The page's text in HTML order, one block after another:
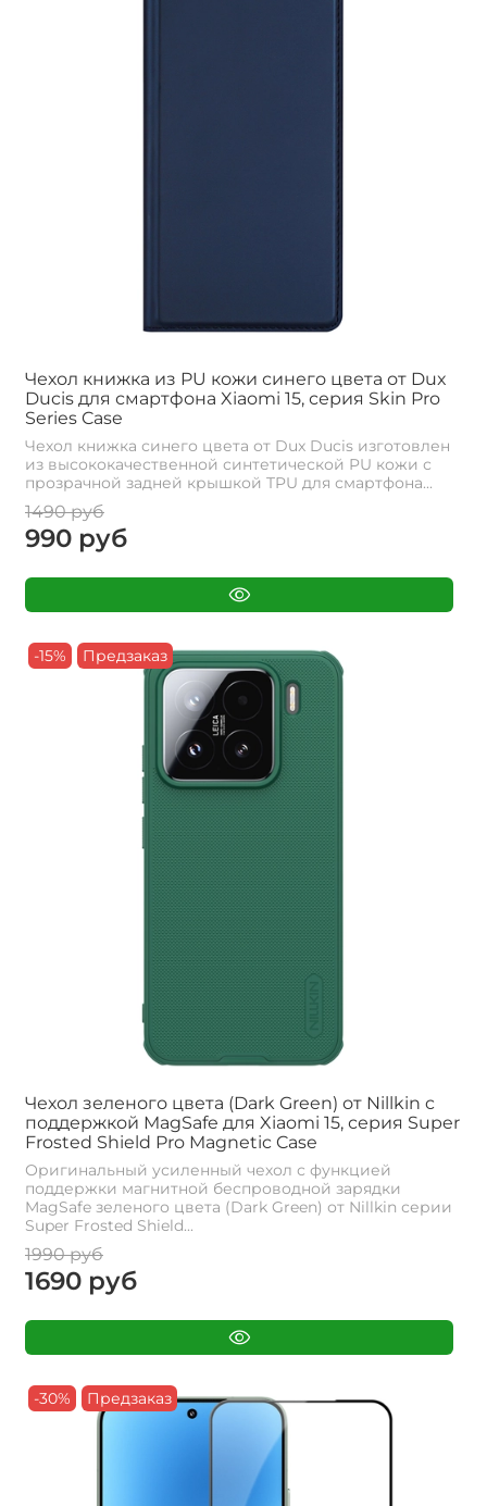
Чехол книжка из PU кожи синего цвета от Dux
Ducis для смартфона Xiaomi 15, серия Skin Pro
Series Case
Чехол книжка синего цвета от Dux Ducis изготовлен
из высококачественной синтетической PU кожи с
прозрачной задней крышкой TPU для смартфона...
1490 руб
990 руб
-15% Предзаказ
Чехол зеленого цвета (Dark Green) от Nillkin c
поддержкой MagSafe для Xiaomi 15, серия Super
Frosted Shield Pro Magnetic Case
Оригинальный усиленный чехол с функцией
поддержки магнитной беспроводной зарядки
MagSafe зеленого цвета (Dark Green) от Nillkin серии
Super Frosted Shield...
1990 руб
1690 руб
-30% Предзаказ